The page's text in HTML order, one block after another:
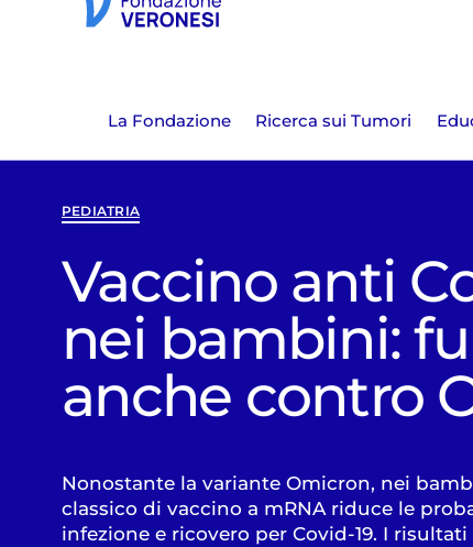
La Fondazione Ricerca sui Tumori
PEDIATRIA
Vaccino anti
nei bambini:
anche contro
Nonostante la variante Omicron, nei
classico di vaccino a mRNA riduce le
infezione e ricovero per Covid-19. I